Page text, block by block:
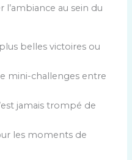
au sein du
belles victoires ou
mini-challenges entre
jamais trompé de
les moments de